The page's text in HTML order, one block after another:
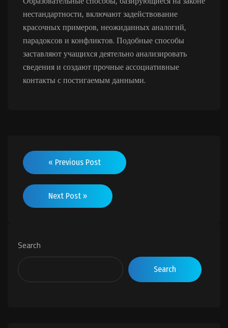
нестандартности, включают задействование
красочных примеров, неожиданных аналогий,
парадоксов и конфликтов. Подобные способы
заставляют учащихся деятельно анализировать
сведения и создают прочные ассоциативные
контакты с постигаемым данными.
« Previous Post
Next Post »
Search
Search